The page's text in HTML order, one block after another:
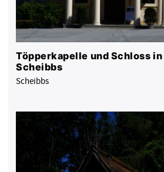
Töpperkapelle und Schloss
Scheibbs
Scheibbs